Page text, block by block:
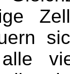
alle